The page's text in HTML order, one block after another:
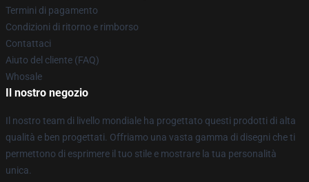
Termini di pagamento
Condizioni di ritorno e rimborso
Contattaci
Aiuto del cliente (FAQ)
Whosale
Il nostro negozio
Il nostro team di livello mondiale ha progettato questi prodotti di alta
qualità e ben progettati. Offriamo una vasta gamma di disegni che ti
permettono di esprimere il tuo stile e mostrare la tua personalità
unica.